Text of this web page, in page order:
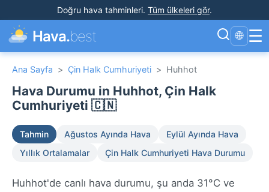
Doğru hava tahminleri. Tüm ülkeleri gör.
Hava.best 🌐 ☰
Ana Sayfa > Çin Halk Cumhuriyeti > Huhhot
Hava Durumu in Huhhot, Çin Halk
Cumhuriyeti 🇨🇳
Tahmin Ağustos Ayında Hava
Eylül Ayında Hava
Yıllık Ortalamalar
Çin Halk Cumhuriyeti Hava Durumu
Huhhot'de canlı hava durumu, şu anda 31°C ve